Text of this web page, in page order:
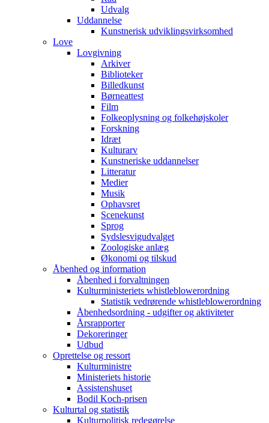
Udvalg
Uddannelse
Kunstnerisk udviklingsvirksomhed
Love
Lovgivning
Arkiver
Biblioteker
Billedkunst
Børneattest
Film
Folkeoplysning og folkehøjskoler
Forskning
Idræt
Kulturarv
Kunstneriske uddannelser
Litteratur
Medier
Musik
Ophavsret
Scenekunst
Sprog
Sydslesvigudvalget
Zoologiske anlæg
Økonomi og tilskud
Åbenhed og information
Åbenhed i forvaltningen
Kulturministeriets whistleblowerordning
Statistik vedrørende whistleblowerordning
Åbenhedsordning - udgifter og aktiviteter
Årsrapporter
Dekoreringer
Udbud
Oprettelse og ressort
Kulturministre
Ministeriets historie
Assistenshuset
Bodil Koch-prisen
Kulturtal og statistik
Kulturpolitisk redegørelse